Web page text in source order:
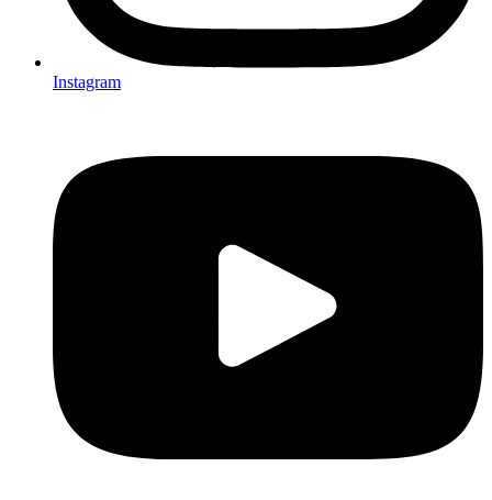
Instagram